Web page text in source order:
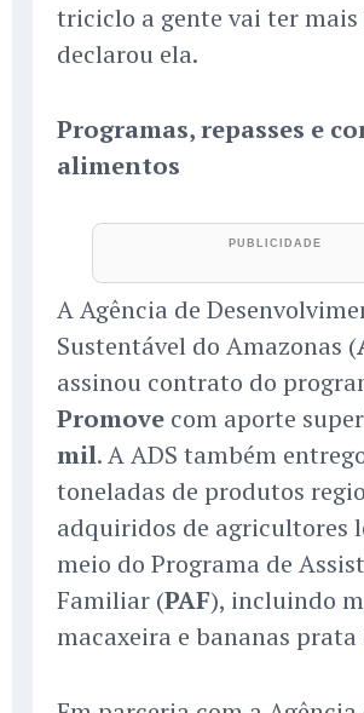
triciclo a gente vai ter mais
declarou ela.
Programas, repasses e
alimentos
A Agência de
Sustentável do Amazonas (
assinou contrato do
Promove com aporte
mil. A ADS também
toneladas de produtos
adquiridos de agricultores
meio do Programa de
Familiar (PAF), incluindo
macaxeira e bananas prata